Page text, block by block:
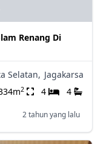
Renang Di
Selatan, Jagakarsa
2 4 4
2 tahun yang lalu